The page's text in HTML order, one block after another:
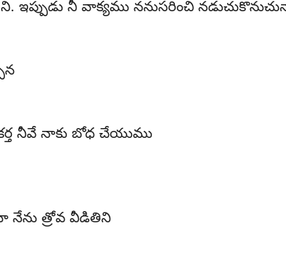
ఇప్పుడు నీ వాక్యము ననుసరించి
నీవే నాకు బోధ చేయుము
నేను త్రోవ వీడితిని